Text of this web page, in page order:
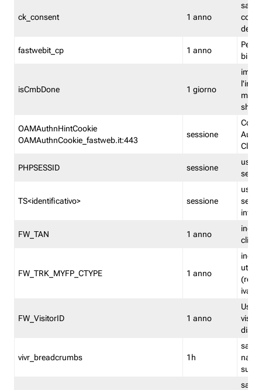
ck_consent 1 anno
salva
dei
fastwebit_cp 1 anno
isCmbDone 1 giorno
shp
OAMAuthnHintCookie
OAMAuthnCookie_fastweb.it:443
sessione
PHPSESSID sessione
TS<identificativo> sessione
FW_TAN 1 anno
FW_TRK_MYFP_CTYPE 1 anno
iva/
FW_VisitorID 1 anno
vivr_breadcrumbs 1h
salva
su
salva